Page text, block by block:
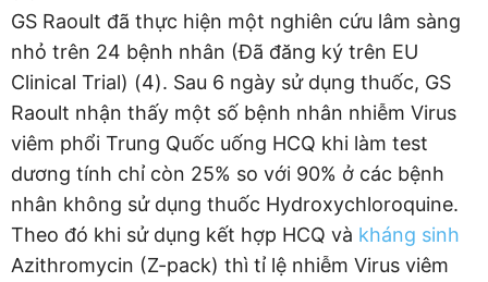
GS Raoult đã thực hiện một nghiên cứu lâm sàng
nhỏ trên 24 bệnh nhân (Đã đăng ký trên EU
Clinical Trial) (4). Sau 6 ngày sử dụng thuốc, GS
Raoult nhận thấy một số bệnh nhân nhiễm Virus
viêm phổi Trung Quốc uống HCQ khi làm test
dương tính chỉ còn 25% so với 90% ở các bệnh
nhân không sử dụng thuốc Hydroxychloroquine.
Theo đó khi sử dụng kết hợp HCQ và kháng sinh
Azithromycin (Z-pack) thì tỉ lệ nhiễm Virus viêm